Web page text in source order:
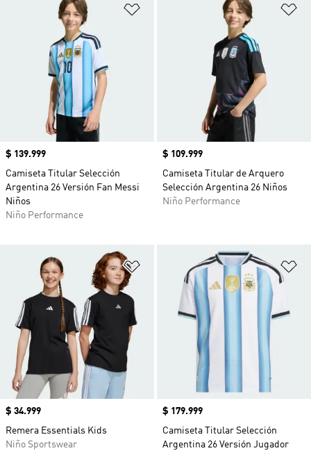
Añadir a la lista de deseos
Precio
$ 139.999
Camiseta Titular Selección
Argentina 26 Versión Fan Messi
Niños
Niño Performance
Precio
$ 109.999
Camiseta Titular de Arquero
Selección Argentina 26 Niños
Niño Performance
Añadir a la lista de deseos
Precio
$ 34.999
Remera Essentials Kids
Niño Sportswear
Precio
$ 179.999
Camiseta Titular Selección
Argentina 26 Versión Jugador